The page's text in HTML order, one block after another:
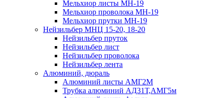
Мельхиор листы МН-19
Мельхиор проволока МН-19
Мельхиор прутки МН-19
Нейзильбер МНЦ 15-20, 18-20
Нейзильбер пруток
Нейзильбер лист
Нейзильбер проволока
Нейзильбер лента
Алюминий, дюраль
Алюминий листы АМГ2М
Трубка алюминий АД31Т,АМГ5м